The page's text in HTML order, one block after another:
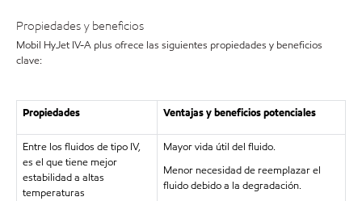
Propiedades y beneficios
Mobil HyJet IV-A plus ofrece las siguientes propiedades y beneficios
clave:
Propiedades Ventajas y beneficios potenciales
Entre los fluidos de tipo IV,
es el que tiene mejor
estabilidad a altas
temperaturas
Mayor vida útil del fluido.
Menor necesidad de reemplazar el
fluido debido a la degradación.